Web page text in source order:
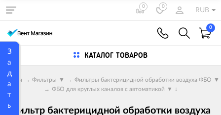
З
а
д
а
т
ь
0 0
RUB
0
КАТАЛОГ ТОВАРОВ
Главная → Фильтры ▼ → Фильтры бактерицидной обработки воздуха ФБО ▼
→ ФБО для круглых каналов с автоматикой ▼ ↓
Фильтр бактерицидной обработки воздуха